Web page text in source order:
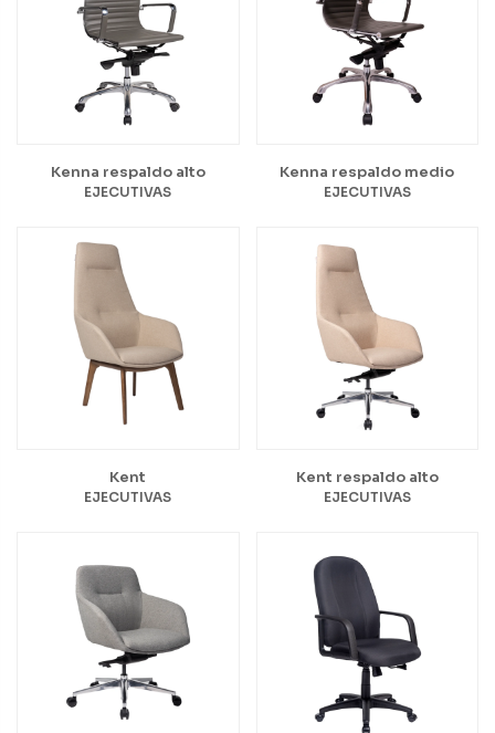
Kenna respaldo alto
EJECUTIVAS
Kenna respaldo medio
EJECUTIVAS
Kent
EJECUTIVAS
Kent respaldo alto
EJECUTIVAS